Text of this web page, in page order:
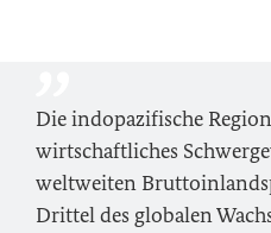
Die indopazifische
wirtschaftliches
weltweiten
Drittel des globalen